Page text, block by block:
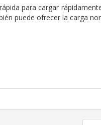
para cargar
puede ofrecer la carga